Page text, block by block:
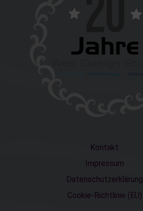
Kontakt
Impressum
Datenschutzerklärung
Cookie-Richtlinie (EU)